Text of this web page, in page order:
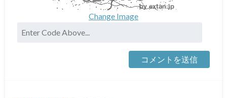
Change Image